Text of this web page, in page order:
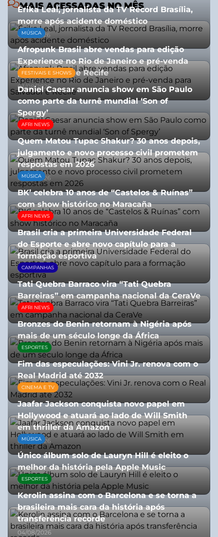
MAIS ACESSADAS NO MÊS
Érika Leal, jornalista da TV Record Brasília,
morre após acidente doméstico
08/07/2026
MÚSICA
Afropunk Brasil abre vendas para edição
Experience no Rio de Janeiro e pré-venda
para Salvador e Recife
03/08/2026
FESTIVAIS E SHOWS
Daniel Caesar anuncia show em São Paulo
como parte da turnê mundial ‘Son of
Spergy’
05/08/2026
AFRI NEWS
Quem Matou Tupac Shakur? 30 anos depois,
julgamento e novo processo civil prometem
respostas em 2026
05/08/2026
MÚSICA
BK’ celebra 10 anos de “Castelos & Ruínas”
com show histórico no Maracaña
06/08/2026
AFRI NEWS
Brasil cria a primeira Universidade Federal
do Esporte e abre novo capítulo para a
formação esportiva
08/07/2026
CAMPANHAS
Tati Quebra Barraco vira “Tati Quebra
Barreiras” em campanha nacional da CeraVe
08/07/2026
AFRI NEWS
Bronzes do Benin retornam à Nigéria após
mais de um século longe da África
08/07/2026
ESPORTES
Fim das especulações: Vini Jr. renova com o
Real Madrid até 2032
06/08/2026
CINEMA E TV
Jaafar Jackson conquista novo papel em
Hollywood e atuará ao lado de Will Smith
em thriller da Amazon
06/08/2026
MÚSICA
Único álbum solo de Lauryn Hill é eleito o
melhor da história pela Apple Music
06/08/2026
ESPORTES
Kerolin assina com o Barcelona e se torna a
brasileira mais cara da história após
transferência recorde
04/08/2026